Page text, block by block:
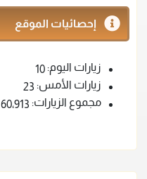
إحصائيات الموقع
زيارات اليوم:10
زيارات الأمس: 23
مجموع الزيارات: 60٬913